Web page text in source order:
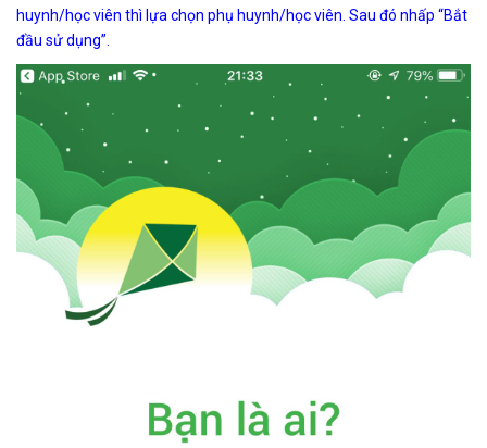
huynh/học viên thì lựa chọn phụ huynh/học viên. Sau đó nhấp “Bắt
đầu sử dụng”.